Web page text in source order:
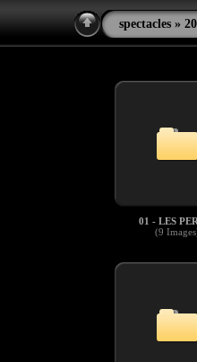
spectacles »
01 - LES
(9